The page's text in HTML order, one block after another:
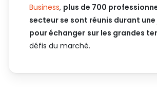
Business, plus de 700
secteur se sont réunis durant
pour échanger sur les grandes
défis du marché.